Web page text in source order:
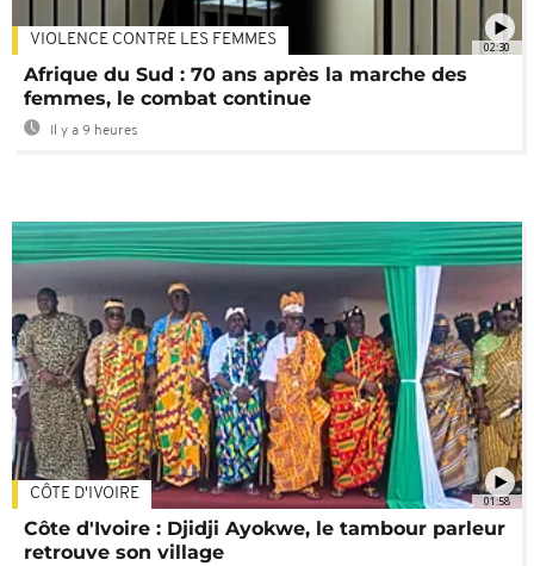
02:30
VIOLENCE CONTRE LES FEMMES
Afrique du Sud : 70 ans après la marche des
femmes, le combat continue
Il y a 9 heures
01:58
CÔTE D'IVOIRE
Côte d'Ivoire : Djidji Ayokwe, le tambour parleur
retrouve son village